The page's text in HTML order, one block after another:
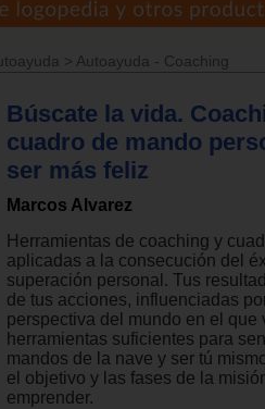
> Autoayuda - Coaching
Búscate la vida.
cuadro de mando
ser más feliz
Marcos Alvarez
Herramientas de coaching y
aplicadas a la consecución del
superación personal. Tus
de tus acciones, influenciadas
perspectiva del mundo en el que
herramientas suficientes para
mandos de la nave y ser tú
el objetivo y las fases de la
emprender.